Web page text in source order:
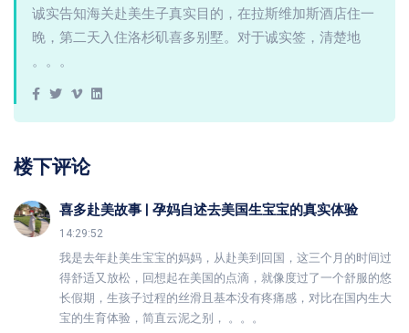
诚实告知海关赴美生子真实目的，在拉斯维加斯酒店住一
晚，第二天入住洛杉矶喜多别墅。对于诚实签，清楚地
。。。
楼下评论
喜多赴美故事 | 孕妈自述去美国生宝宝的真实体验
14:29:52
我是去年赴美生宝宝的妈妈，从赴美到回国，这三个月的时间过
得舒适又放松，回想起在美国的点滴，就像度过了一个舒服的悠
长假期，生孩子过程的丝滑且基本没有疼痛感，对比在国内生大
宝的生育体验，简直云泥之别， 。。。